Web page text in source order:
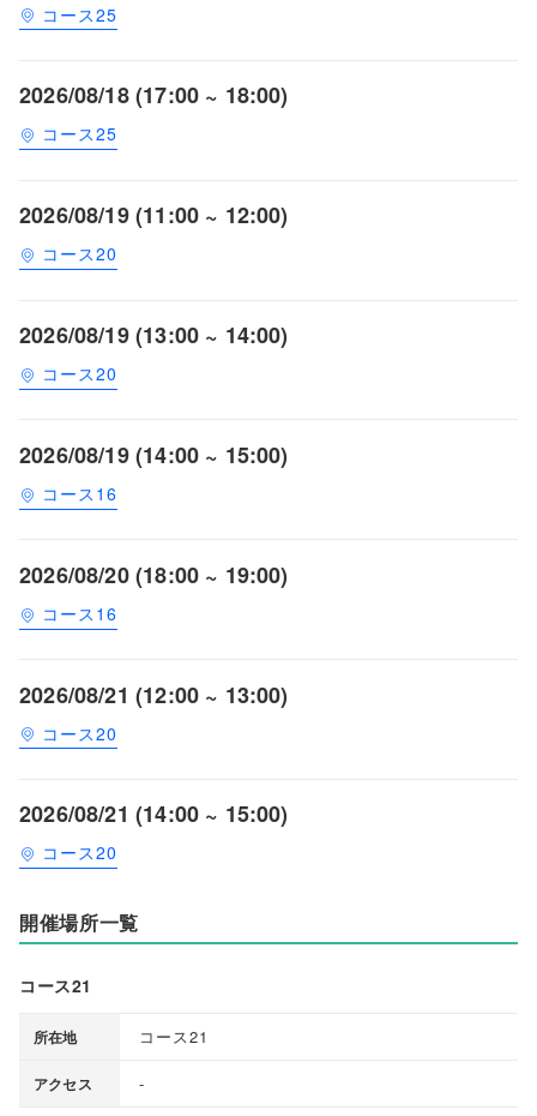
コース25
2026/08/18 (17:00 ~ 18:00)
コース25
2026/08/19 (11:00 ~ 12:00)
コース20
2026/08/19 (13:00 ~ 14:00)
コース20
2026/08/19 (14:00 ~ 15:00)
コース16
2026/08/20 (18:00 ~ 19:00)
コース16
2026/08/21 (12:00 ~ 13:00)
コース20
2026/08/21 (14:00 ~ 15:00)
コース20
開催場所一覧
コース21
所在地 コース21
アクセス -